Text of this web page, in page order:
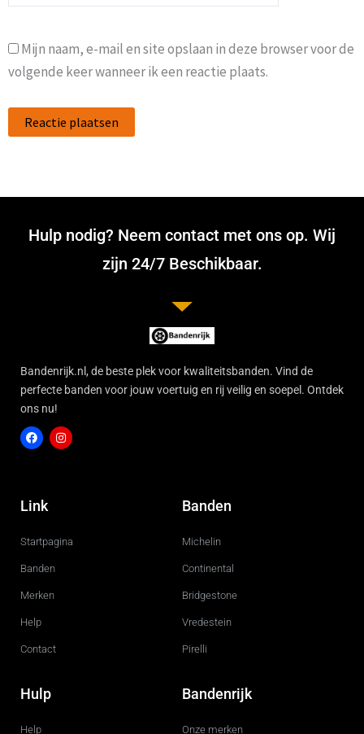
Mijn naam, e-mail en site opslaan in deze browser voor de
volgende keer wanneer ik een reactie plaats.
Hulp nodig? Neem contact met ons op. Wij
zijn 24/7 Beschikbaar.
Bandenrijk.nl, de beste plek voor kwaliteitsbanden. Vind de
perfecte banden voor jouw voertuig en rij veilig en soepel. Ontdek
ons nu!
c
e
o
g
r
Link
Startpagina
Banden
Merken
Help
Contact
Banden
Michelin
Continental
Bridgestone
Vredestein
Pirelli
Hulp
Help
Bandenrijk
Onze merken